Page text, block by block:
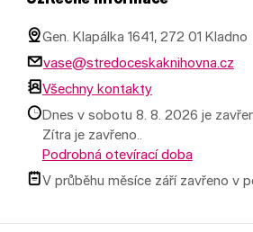
Gen. Klapálka 1641, 272 01 Kladno
vase@stredoceskaknihovna.cz
Všechny kontakty
Dnes v sobotu 8. 8. 2026 je
Zítra je zavřeno..
Podrobná otevírací doba
V průběhu měsíce září zavřeno v